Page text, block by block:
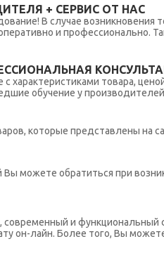
+ СЕРВИС ОТ НАС
В случае возникновения
и профессионально.
характеристиками товара,
обучение у
которые представлены на
Вы можете обратиться при
и
он-лайн. Более того, Вы